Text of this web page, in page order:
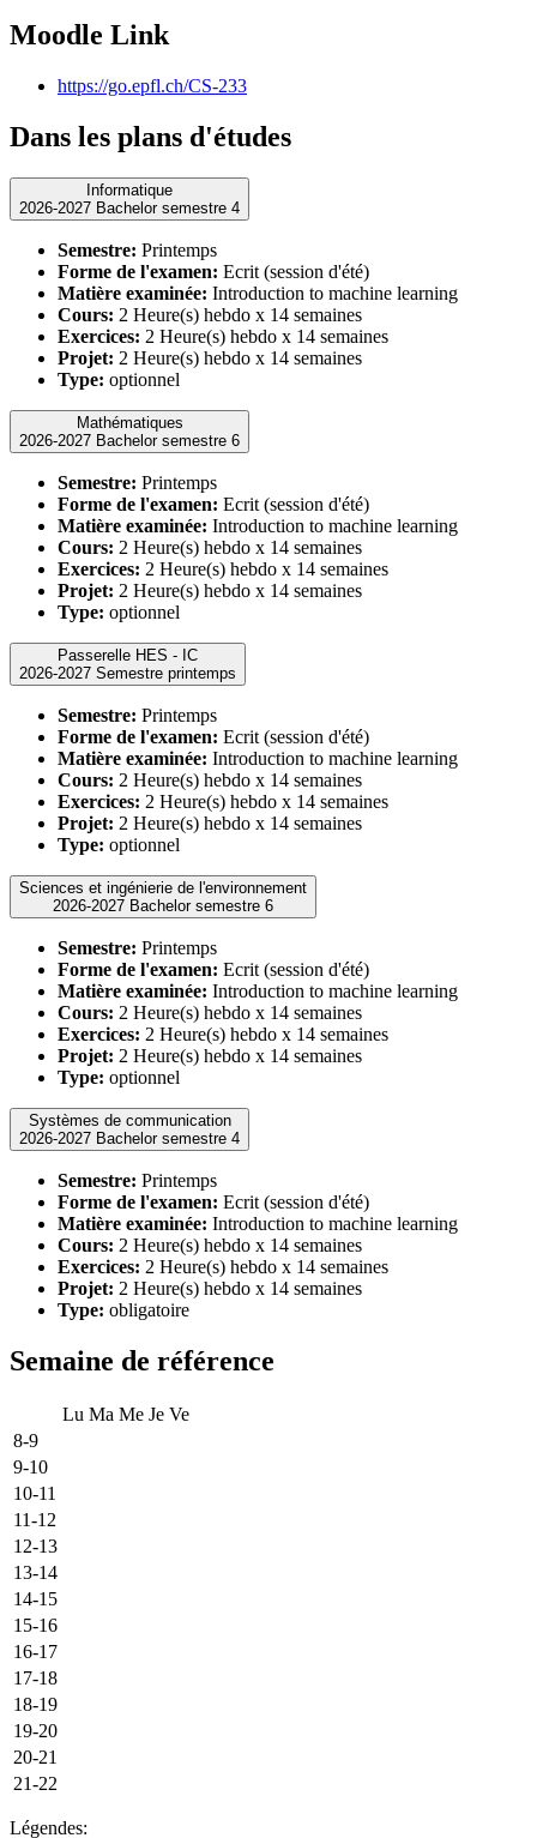
Moodle Link
https://go.epfl.ch/CS-233
Dans les plans d'études
Informatique
2026-2027 Bachelor semestre 4
Semestre: Printemps
Forme de l'examen: Ecrit (session d'été)
Matière examinée: Introduction to machine learning
Cours: 2 Heure(s) hebdo x 14 semaines
Exercices: 2 Heure(s) hebdo x 14 semaines
Projet: 2 Heure(s) hebdo x 14 semaines
Type: optionnel
Mathématiques
2026-2027 Bachelor semestre 6
Semestre: Printemps
Forme de l'examen: Ecrit (session d'été)
Matière examinée: Introduction to machine learning
Cours: 2 Heure(s) hebdo x 14 semaines
Exercices: 2 Heure(s) hebdo x 14 semaines
Projet: 2 Heure(s) hebdo x 14 semaines
Type: optionnel
Passerelle HES - IC
2026-2027 Semestre printemps
Semestre: Printemps
Forme de l'examen: Ecrit (session d'été)
Matière examinée: Introduction to machine learning
Cours: 2 Heure(s) hebdo x 14 semaines
Exercices: 2 Heure(s) hebdo x 14 semaines
Projet: 2 Heure(s) hebdo x 14 semaines
Type: optionnel
Sciences et ingénierie de l'environnement
2026-2027 Bachelor semestre 6
Semestre: Printemps
Forme de l'examen: Ecrit (session d'été)
Matière examinée: Introduction to machine learning
Cours: 2 Heure(s) hebdo x 14 semaines
Exercices: 2 Heure(s) hebdo x 14 semaines
Projet: 2 Heure(s) hebdo x 14 semaines
Type: optionnel
Systèmes de communication
2026-2027 Bachelor semestre 4
Semestre: Printemps
Forme de l'examen: Ecrit (session d'été)
Matière examinée: Introduction to machine learning
Cours: 2 Heure(s) hebdo x 14 semaines
Exercices: 2 Heure(s) hebdo x 14 semaines
Projet: 2 Heure(s) hebdo x 14 semaines
Type: obligatoire
Semaine de référence
Lu Ma Me Je Ve
8-9
9-10
10-11
11-12
12-13
13-14
14-15
15-16
16-17
17-18
18-19
19-20
20-21
21-22
Légendes: